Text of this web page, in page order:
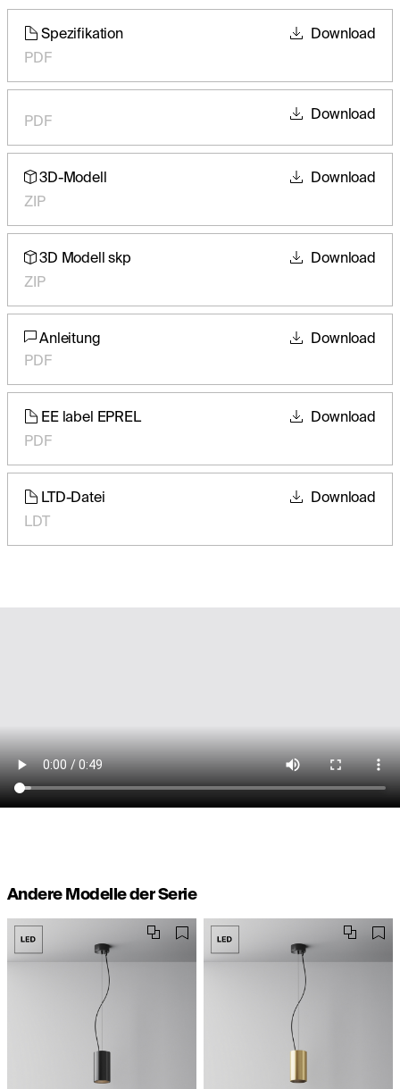
Spezifikation
PDF
Download
PDF Download
3D-Modell
ZIP
Download
3D Modell skp
ZIP
Download
Anleitung
PDF
Download
EE label EPREL
PDF
Download
LTD-Datei
LDT
Download
Andere Modelle der Serie